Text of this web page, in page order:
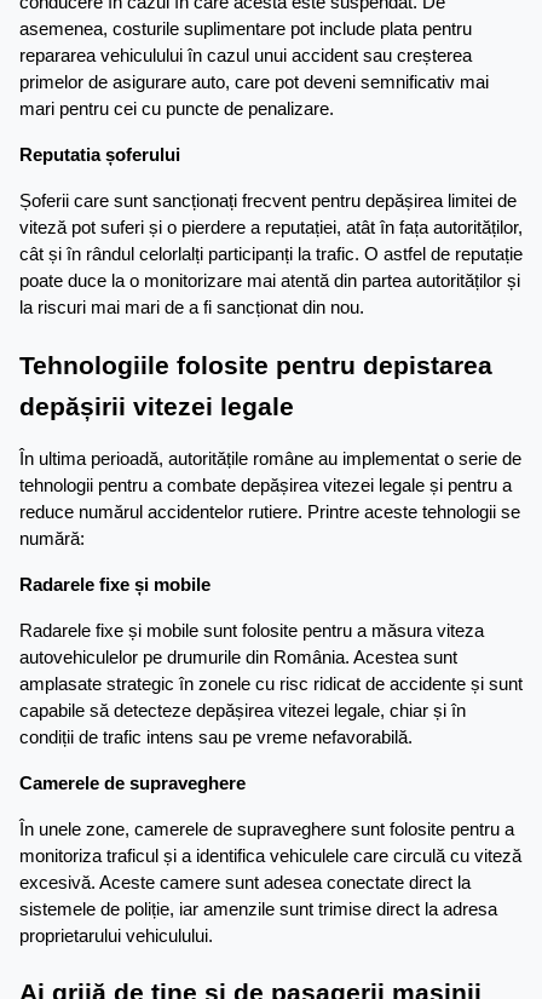
asemenea, costurile suplimentare pot include plata pentru
repararea vehiculului în cazul unui accident sau creșterea
primelor de asigurare auto, care pot deveni semnificativ mai
mari pentru cei cu puncte de penalizare.
Reputatia șoferului
Șoferii care sunt sancționați frecvent pentru depășirea limitei de
viteză pot suferi și o pierdere a reputației, atât în fața autorităților,
cât și în rândul celorlalți participanți la trafic. O astfel de reputație
poate duce la o monitorizare mai atentă din partea autorităților și
la riscuri mai mari de a fi sancționat din nou.
Tehnologiile folosite pentru depistarea
depășirii vitezei legale
În ultima perioadă, autoritățile române au implementat o serie de
tehnologii pentru a combate depășirea vitezei legale și pentru a
reduce numărul accidentelor rutiere. Printre aceste tehnologii se
numără:
Radarele fixe și mobile
Radarele fixe și mobile sunt folosite pentru a măsura viteza
autovehiculelor pe drumurile din România. Acestea sunt
amplasate strategic în zonele cu risc ridicat de accidente și sunt
capabile să detecteze depășirea vitezei legale, chiar și în
condiții de trafic intens sau pe vreme nefavorabilă.
Camerele de supraveghere
În unele zone, camerele de supraveghere sunt folosite pentru a
monitoriza traficul și a identifica vehiculele care circulă cu viteză
excesivă. Aceste camere sunt adesea conectate direct la
sistemele de poliție, iar amenzile sunt trimise direct la adresa
proprietarului vehiculului.